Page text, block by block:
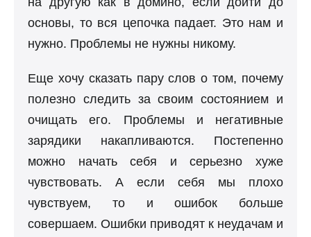
основы, то вся цепочка падает. Это нам и
нужно. Проблемы не нужны никому.
Еще хочу сказать пару слов о том, почему
полезно следить за своим состоянием и
очищать его. Проблемы и негативные
зарядики накапливаются. Постепенно
можно начать себя и серьезно хуже
чувствовать. А если себя мы плохо
чувствуем, то и ошибок больше
совершаем. Ошибки приводят к неудачам и